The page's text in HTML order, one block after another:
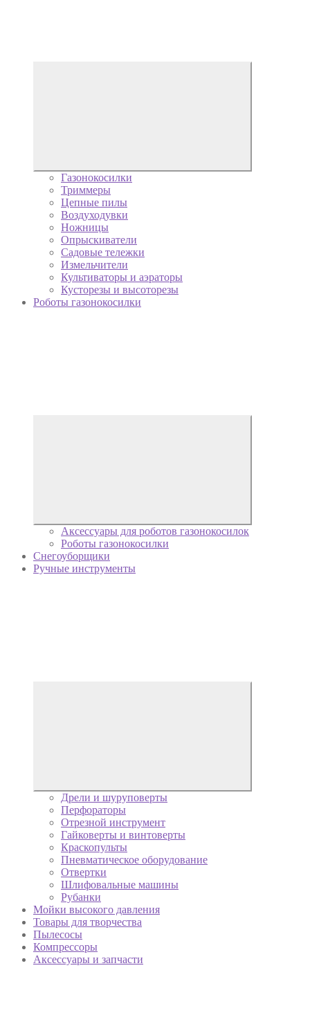
Газонокосилки
Триммеры
Цепные пилы
Воздуходувки
Ножницы
Опрыскиватели
Садовые тележки
Измельчители
Культиваторы и аэраторы
Кусторезы и высоторезы
Роботы газонокосилки
Аксессуары для роботов газонокосилок
Роботы газонокосилки
Снегоуборщики
Ручные инструменты
Дрели и шуруповерты
Перфораторы
Отрезной инструмент
Гайковерты и винтоверты
Краскопульты
Пневматическое оборудование
Отвертки
Шлифовальные машины
Рубанки
Мойки высокого давления
Товары для творчества
Пылесосы
Компрессоры
Аксессуары и запчасти